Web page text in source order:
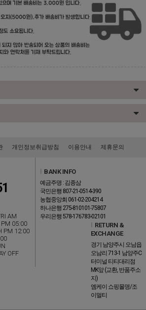
개인정보취급방침 이용안내 제휴문의
AM
PM 05:00
PM 12:00
OFF
BANK INFO
예금주명 : 김종삼
국민은행 807-21-0514-390
농협중앙회 061-02-204214
하나은행 275-810101-75807
우리은행 578-176783-02101
RETURN &
EXCHANGE
경기 남양주시 오남읍
오남리 713-1 남양주C
터미널 티티대리점
MK앞 (교환, 반품주소
지)
엠케이 쇼핑몰명/조
이멀티